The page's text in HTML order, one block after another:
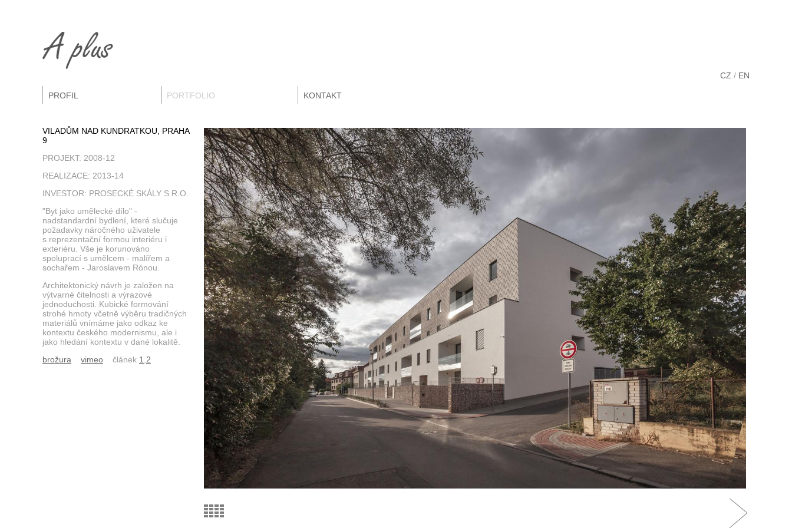
CZ / EN
PROFIL PORTFOLIO KONTAKT
VILADŮM NAD KUNDRATKOU, PRAHA
9
PROJEKT: 2008-12
REALIZACE: 2013-14
INVESTOR: PROSECKÉ SKÁLY S.R.O.
"Byt jako umělecké dílo" -
nadstandardní bydlení, které slučuje
požadavky náročného uživatele
s reprezentační formou interiéru i
exteriéru. Vše je korunováno
spoluprací s umělcem - malířem a
sochařem - Jaroslavem Rónou.
Architektonický návrh je založen na
výtvarné čitelnosti a výrazové
jednoduchosti. Kubické formování
strohé hmoty včetně výběru tradičných
materiálů vnímáme jako odkaz ke
kontextu českého modernismu, ale i
jako hledání kontextu v dané lokalitě.
brožura
vimeo článek 1,2